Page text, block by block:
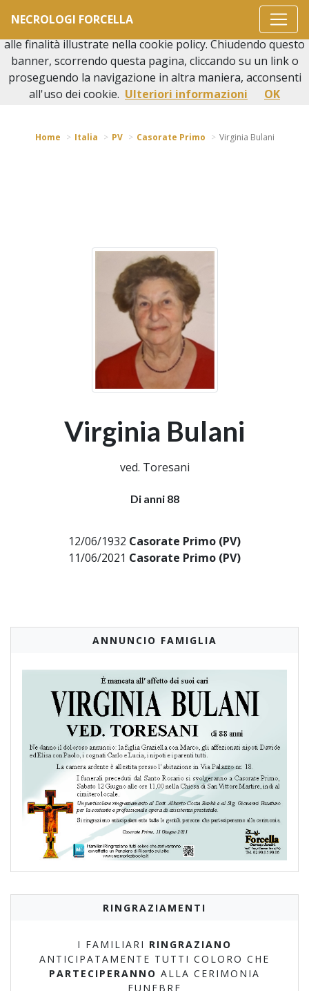
NECROLOGI FORCELLA
Torna indietro
Home Italia PV Casorate Primo Virginia Bulani
Virginia Bulani
ved. Toresani
Di anni 88
12/06/1932 Casorate Primo (PV)
11/06/2021 Casorate Primo (PV)
ANNUNCIO FAMIGLIA
RINGRAZIAMENTI
I FAMILIARI RINGRAZIANO
ANTICIPATAMENTE TUTTI COLORO CHE
PARTECIPERANNO ALLA CERIMONIA
FUNEBRE
Questo sito o gli strumenti terzi da questo utilizzati si
avvalgono di cookie necessari al funzionamento ed utili
alle finalità illustrate nella cookie policy. Chiudendo questo
banner, scorrendo questa pagina, cliccando su un link o
proseguendo la navigazione in altra maniera, acconsenti
all'uso dei cookie. Ulteriori informazioni OK